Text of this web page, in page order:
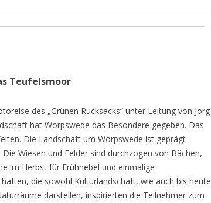
Teufelsmoor
des „Grünen Rucksacks“ unter Leitung von Jörg
hat Worpswede das Besondere gegeben. Das
Die Landschaft um Worpswede ist geprägt
Wiesen und Felder sind durchzogen von Bächen,
im Herbst für Frühnebel und einmalige
die sowohl Kulturlandschaft, wie auch bis heute
darstellen, inspirierten die Teilnehmer zum